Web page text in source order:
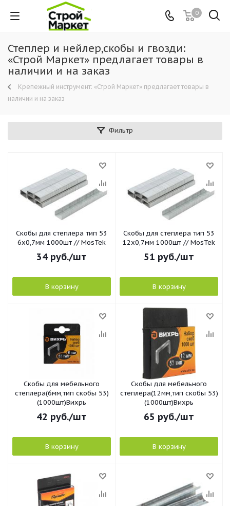
0
Степлер и нейлер,скобы и гвозди:
«Строй Маркет» предлагает товары в
наличии и на заказ
Крепежный инструмент: «Строй Маркет» предлагает товары в
наличии и на заказ
Фильтр
Скобы для степлера тип 53
6х0,7мм 1000шт // MosTek
34 руб./шт
В корзину
Скобы для степлера тип 53
12х0,7мм 1000шт // MosTek
51 руб./шт
В корзину
Скобы для мебельного
степлера(6мм,тип скобы 53)
(1000шт)Вихрь
42 руб./шт
В корзину
Скобы для мебельного
степлера(12мм,тип скобы 53)
(1000шт)Вихрь
65 руб./шт
В корзину